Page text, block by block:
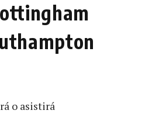
o asistirá